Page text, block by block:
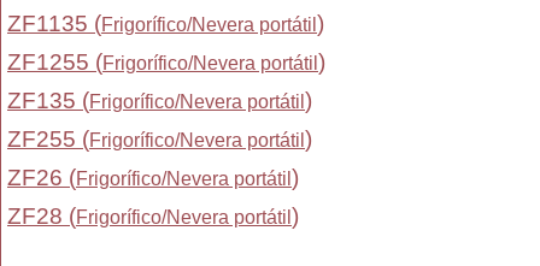
ZF1135 (Frigorífico/Nevera portátil )
ZF1255 (Frigorífico/Nevera portátil )
ZF135 (Frigorífico/Nevera portátil )
ZF255 (Frigorífico/Nevera portátil )
ZF26 (Frigorífico/Nevera portátil )
ZF28 (Frigorífico/Nevera portátil )